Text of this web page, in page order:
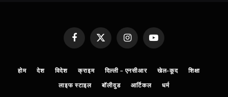
FacebookX
(Twitter)
InstagramYouTube
होम देश विदेश क्राइम दिल्ली – एनसीआर खेल-कूद शिक्षा
लाइफ स्टाइल बॉलीवुड आर्टिकल धर्म